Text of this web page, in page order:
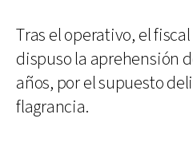
Tras el operativo, el
dispuso la aprehensión
años, por el supuesto
flagrancia.